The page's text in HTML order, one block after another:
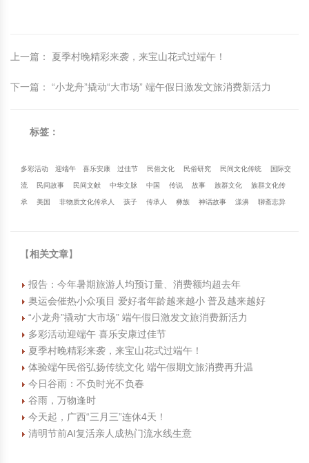
上一篇 ： 夏季村晚精彩来袭，来宝山花式过端午！
下一篇 ： “小龙舟”撬动“大市场” 端午假日激发文旅消费新活力
标签：
多彩活动 迎端午 喜乐安康 过佳节 民俗文化 民俗研究 民间文化传统 国际交
流 民间故事 民间文献 中华文脉 中国 传说 故事 族群文化 族群文化传
承 美国 非物质文化传承人 孩子 传承人 彝族 神话故事 漾濞 聊斋志异
【相关文章】
报告：今年暑期旅游人均预订量、消费额均超去年
奥运会催热小众项目 爱好者年龄越来越小 普及越来越好
“小龙舟”撬动“大市场” 端午假日激发文旅消费新活力
多彩活动迎端午 喜乐安康过佳节
夏季村晚精彩来袭，来宝山花式过端午！
体验端午民俗弘扬传统文化 端午假期文旅消费再升温
今日谷雨：不负时光不负春
谷雨，万物逢时
今天起，广西“三月三”连休4天！
清明节前AI复活亲人成热门流水线生意